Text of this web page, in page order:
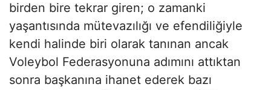
birden bire tekrar giren; o zamanki
yaşantısında mütevazılığı ve efendiliğiyle
kendi halinde biri olarak tanınan ancak
Voleybol Federasyonuna adımını attıktan
sonra başkanına ihanet ederek bazı